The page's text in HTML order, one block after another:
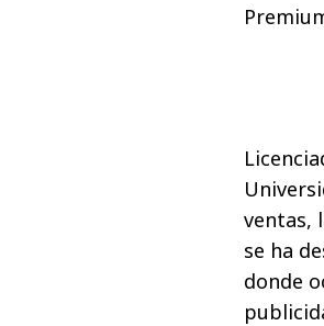
ventas,
se ha
donde